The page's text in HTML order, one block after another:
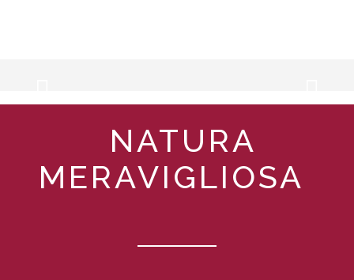
NATURA
MERAVIGLIOSA